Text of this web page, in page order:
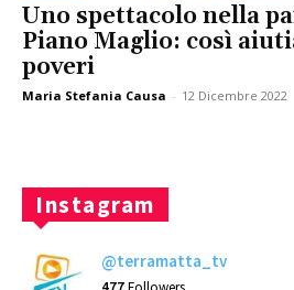
Uno spettacolo nella
Piano Maglio: così
poveri
Maria Stefania Causa - 12 Dicembre 2022
Instagram
@terramatta_tv